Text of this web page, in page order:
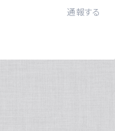
通報する